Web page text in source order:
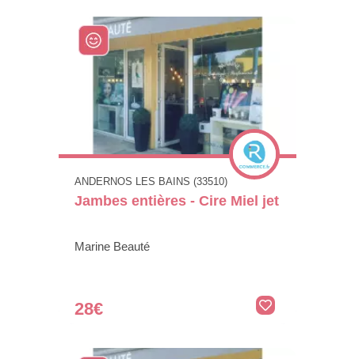
ANDERNOS LES BAINS (33510)
Jambes entières - Cire Miel jet
Marine Beauté
28€